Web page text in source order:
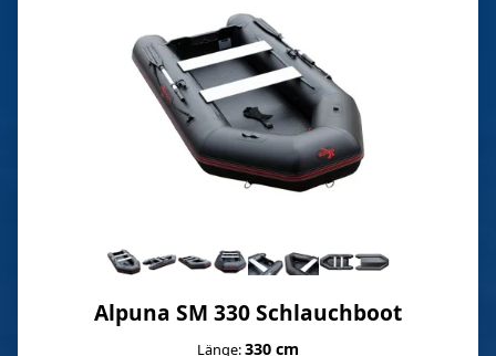
Alpuna SM 330 Schlauchboot
Länge:330 cm